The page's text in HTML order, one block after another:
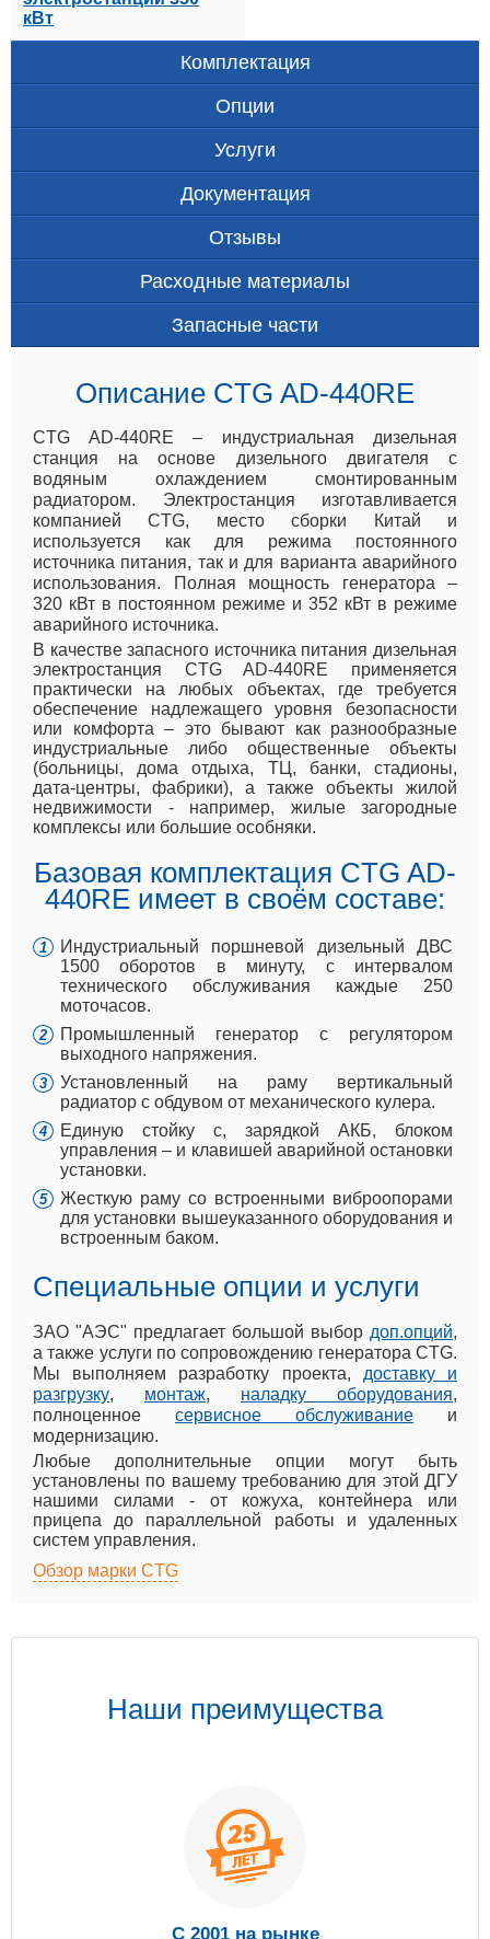
кВт
Комплектация
Опции
Услуги
Документация
Отзывы
Расходные материалы
Запасные части
Описание CTG AD-440RE
CTG AD-440RE – индустриальная дизельная
станция на основе дизельного двигателя с
водяным охлаждением смонтированным
радиатором. Электростанция изготавливается
компанией CTG, место сборки Китай и
используется как для режима постоянного
источника питания, так и для варианта аварийного
использования. Полная мощность генератора –
320 кВт в постоянном режиме и 352 кВт в режиме
аварийного источника.
В качестве запасного источника питания дизельная
электростанция CTG AD-440RE применяется
практически на любых объектах, где требуется
обеспечение надлежащего уровня безопасности
или комфорта – это бывают как разнообразные
индустриальные либо общественные объекты
(больницы, дома отдыха, ТЦ, банки, стадионы,
дата-центры, фабрики), а также объекты жилой
недвижимости - например, жилые загородные
комплексы или большие особняки.
Базовая комплектация CTG AD-
440RE имеет в своём составе:
Индустриальный поршневой дизельный ДВС
1500 оборотов в минуту, с интервалом
технического обслуживания каждые 250
моточасов.
Промышленный генератор с регулятором
выходного напряжения.
Установленный на раму вертикальный
радиатор с обдувом от механического кулера.
Единую стойку с, зарядкой АКБ, блоком
управления – и клавишей аварийной остановки
установки.
Жесткую раму со встроенными виброопорами
для установки вышеуказанного оборудования и
встроенным баком.
Специальные опции и услуги
ЗАО "АЭС" предлагает большой выбор доп.опций,
а также услуги по сопровождению генератора CTG.
Мы выполняем разработку проекта, доставку и
разгрузку, монтаж, наладку оборудования,
полноценное сервисное обслуживание и
модернизацию.
Любые дополнительные опции могут быть
установлены по вашему требованию для этой ДГУ
нашими силами - от кожуха, контейнера или
прицепа до параллельной работы и удаленных
систем управления.
Обзор марки CTG
Наши преимущества
С 2001 на рынке